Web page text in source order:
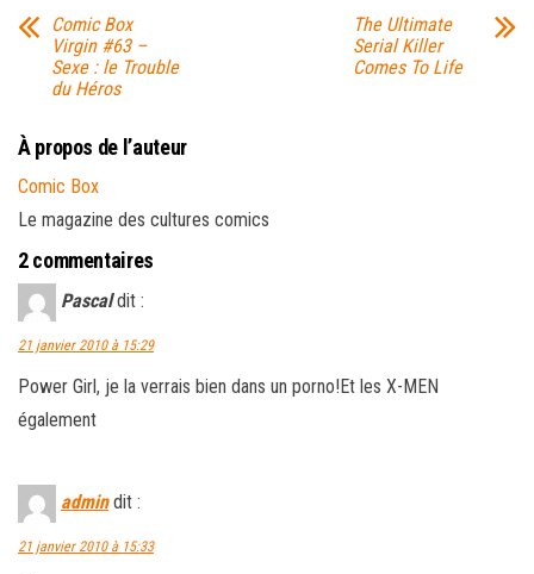
Comic Box
Virgin #63 –
Sexe : le Trouble
du Héros
The Ultimate
Serial Killer
Comes To Life
À propos de l’auteur
Comic Box
Le magazine des cultures comics
2 commentaires
Pascal dit :
21 janvier 2010 à 15:29
Power Girl, je la verrais bien dans un porno!Et les X-MEN
également
admin dit :
21 janvier 2010 à 15:33